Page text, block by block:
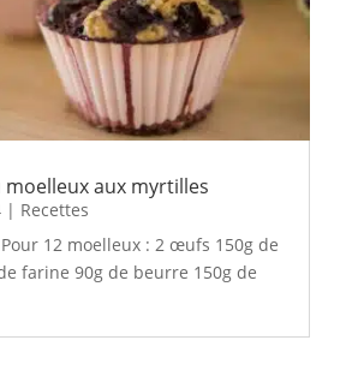
moelleux aux myrtilles
| Recettes
12 moelleux : 2 œufs 150g de
farine 90g de beurre 150g de